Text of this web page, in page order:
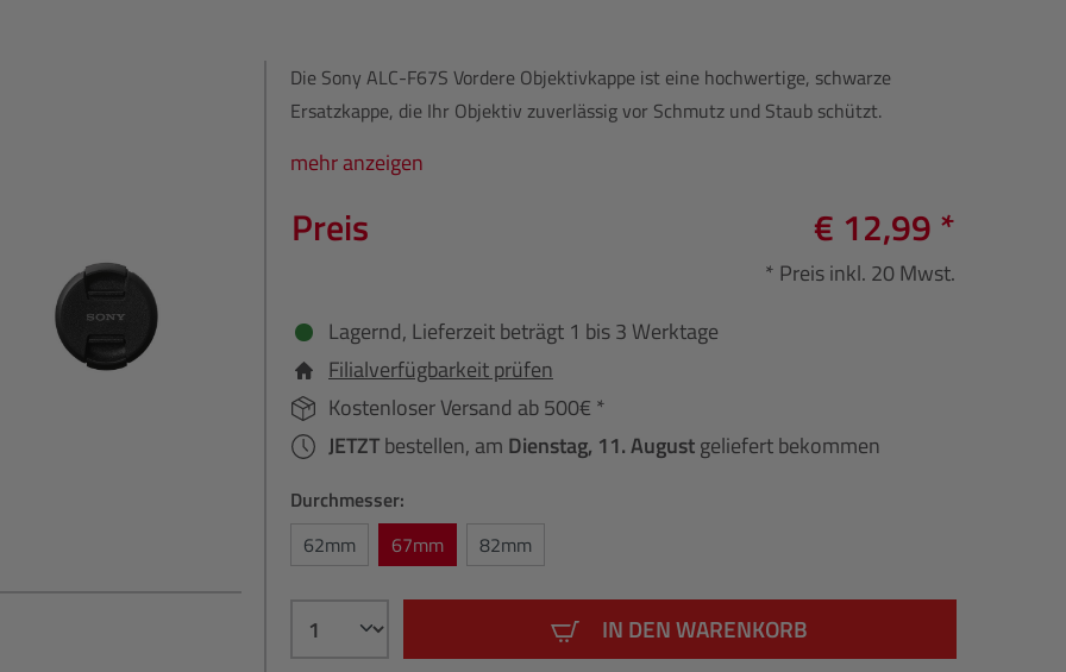
Die Sony ALC-F67S Vordere Objektivkappe ist eine hochwertige, schwarze
Ersatzkappe, die Ihr Objektiv zuverlässig vor Schmutz und Staub schützt.
mehr anzeigen
Preis € 12,99 *
* Preis inkl. 20 Mwst.
Lagernd, Lieferzeit beträgt 1 bis 3 Werktage
Filialverfügbarkeit prüfen
Kostenloser Versand ab 500€ *
JETZTbestellen, am Dienstag, 11. Augustgeliefert bekommen
Durchmesser:
62mm
67mm 82mm
IN DEN WARENKORB